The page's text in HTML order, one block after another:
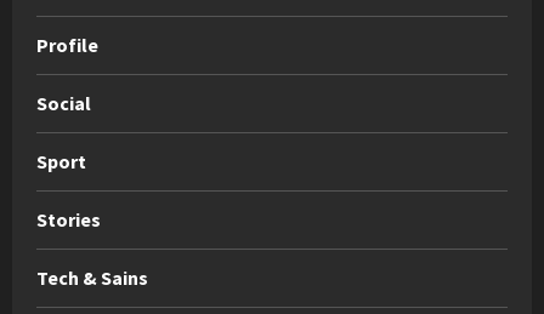
Profile
Social
Sport
Stories
Tech & Sains